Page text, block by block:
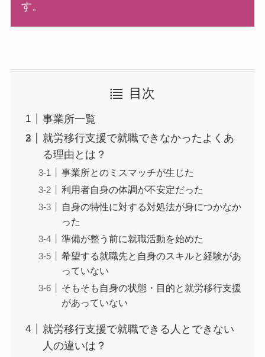
す。
目次
事業所一覧
就労移行支援で就職できなかったよくあ
る理由とは？
事業所とのミスマッチが生じた
利用者自身の体調が不安定だった
自身の特性に対する対処法が身につかなか
った
準備が整う前に就職活動を始めた
希望する就職先と自身のスキルと経験があ
っていない
そもそも自身の状態・目的と就労移行支援
があっていない
就労移行支援で就職できる人とできない
人の違いは？